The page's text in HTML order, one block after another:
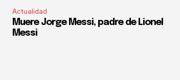
Actualidad
Muere Jorge Messi, padre de Lionel
Messi